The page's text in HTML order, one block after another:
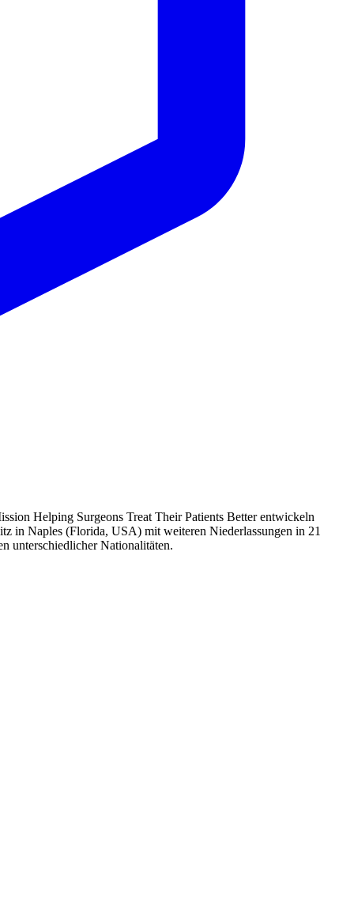
Helping Surgeons Treat Their Patients Better entwickeln
in Naples (Florida, USA) mit weiteren Niederlassungen in 21
unterschiedlicher Nationalitäten.